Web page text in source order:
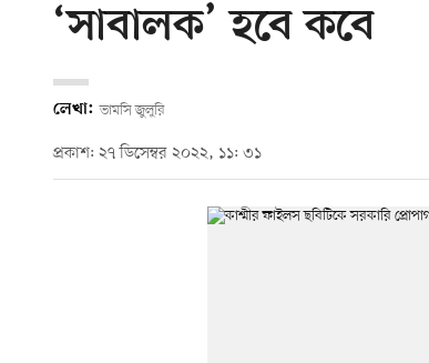
‘সাবালক’ হবে কবে
লেখা: ভামসি জুলুরি
প্রকাশ: ২৭ ডিসেম্বর ২০২২, ১১: ৩১